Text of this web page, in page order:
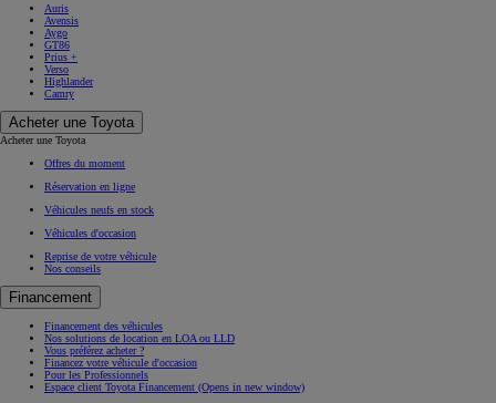
Auris
Avensis
Aygo
GT86
Prius +
Verso
Highlander
Camry
Acheter une Toyota
Acheter une Toyota
Offres du moment
Réservation en ligne
Véhicules neufs en stock
Véhicules d'occasion
Reprise de votre véhicule
Nos conseils
Financement
Financement des véhicules
Nos solutions de location en LOA ou LLD
Vous préférez acheter ?
Financez votre véhicule d'occasion
Pour les Professionnels
Espace client Toyota Financement (Opens in new window)